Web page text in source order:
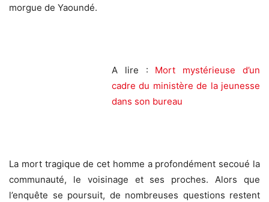
morgue de Yaoundé.
A lire : Mort mystérieuse d’un
cadre du ministère de la jeunesse
dans son bureau
La mort tragique de cet homme a profondément secoué la
communauté, le voisinage et ses proches. Alors que
l’enquête se poursuit, de nombreuses questions restent